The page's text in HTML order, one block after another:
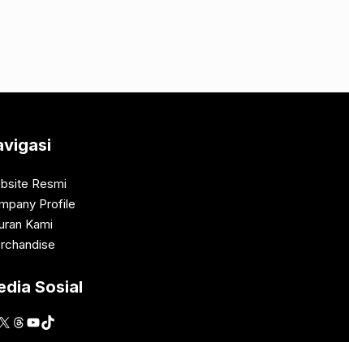
Resmi
Profile
Kami
Sosial
X Threads
YouTube
TikTok